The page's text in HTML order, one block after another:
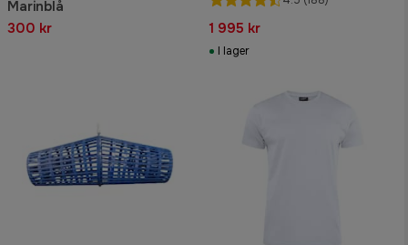
Marinblå
300 kr
1 995 kr
I lager